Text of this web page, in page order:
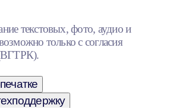
текстовых, фото, аудио и
только с согласия
(ВГТРК).